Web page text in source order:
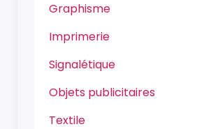
Graphisme
Imprimerie
Signalétique
Objets publicitaires
Textile